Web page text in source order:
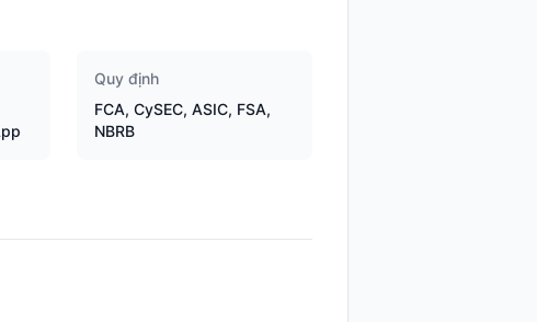
Quy định
FCA, CySEC, ASIC, FSA,
NBRB